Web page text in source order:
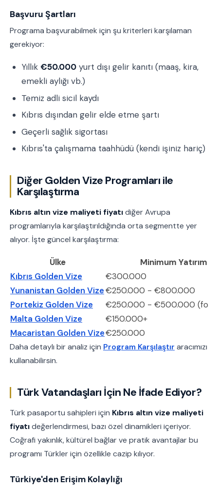
Başvuru Şartları
Programa başvurabilmek için şu kriterleri karşılaman
gerekiyor:
Yıllık €50.000 yurt dışı gelir kanıtı (maaş, kira,
emekli aylığı vb.)
Temiz adli sicil kaydı
Kıbrıs dışından gelir elde etme şartı
Geçerli sağlık sigortası
Kıbrıs'ta çalışmama taahhüdü (kendi işiniz hariç)
Diğer Golden Vize Programları ile
Karşılaştırma
Kıbrıs altın vize maliyeti fiyatıdiğer Avrupa
programlarıyla karşılaştırıldığında orta segmentte yer
alıyor. İşte güncel karşılaştırma:
Ülke
Minimum Yatırım
Kıbrıs Golden Vize
€300.000
Yunanistan Golden Vize€250.000 - €800.000
Portekiz Golden Vize
€250.000 - €500.000 (fon/
Malta Golden Vize
€150.000+
Macaristan Golden Vize€250.000
Daha detaylı bir analiz için Program Karşılaştır aracımızı
kullanabilirsin.
Türk Vatandaşları İçin Ne İfade Ediyor?
Türk pasaportu sahipleri için Kıbrıs altın vize maliyeti
fiyatıdeğerlendirmesi, bazı özel dinamikleri içeriyor.
Coğrafi yakınlık, kültürel bağlar ve pratik avantajlar bu
programı Türkler için özellikle cazip kılıyor.
Türkiye'den Erişim Kolaylığı